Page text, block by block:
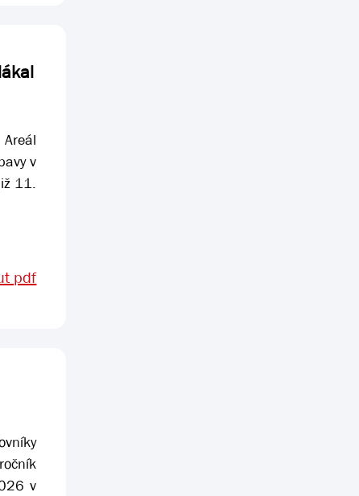
v
11.
pdf
v